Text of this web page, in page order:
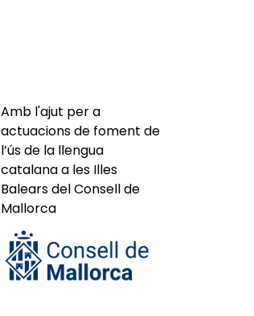
Amb l'ajut per a
actuacions de foment de
l’ús de la llengua
catalana a les Illes
Balears del Consell de
Mallorca